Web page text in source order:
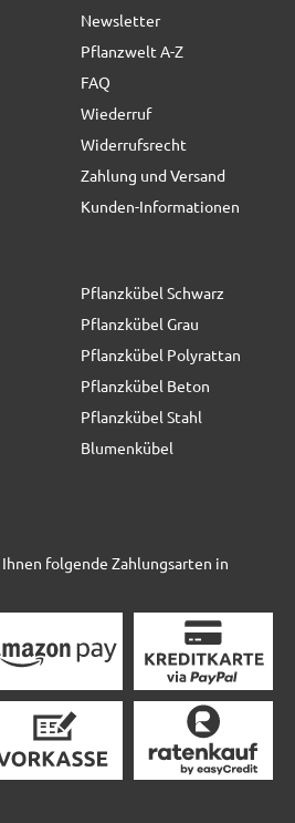
12,90 € *statt
86,90 € *
Newsletter
Pflanzwelt A-Z
FAQ
Wiederruf
Widerrufsrecht
Zahlung und Versand
Kunden-Informationen
Pflanzkübel Schwarz
Pflanzkübel Grau
Pflanzkübel Polyrattan
Pflanzkübel Beton
Pflanzkübel Stahl
Blumenkübel
folgende Zahlungsarten in